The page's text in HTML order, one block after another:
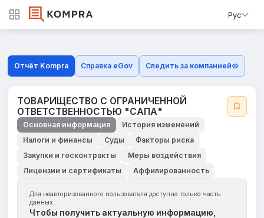
Рус
Отчёт Kompra Справка eGov Следить за компанией
ТОВАРИЩЕСТВО С ОГРАНИЧЕННОЙ
ОТВЕТСТВЕННОСТЬЮ "САПА"
Основная информация
История изменений
Налоги и финансы
Суды
Факторы риска
Закупки и госконтракты
Меры воздействия
Лицензии и сертификаты
Аффилированность
Для неавторизованного пользователя доступна только часть
данных
Чтобы получить актуальную информацию,